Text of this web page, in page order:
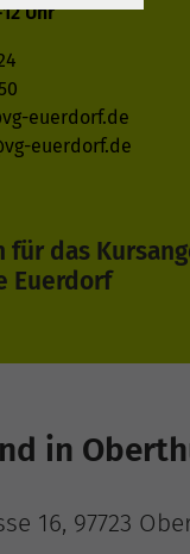
Uhr
euerdorf.de
euerdorf.de
für das
Euerdorf
in
16, 97723